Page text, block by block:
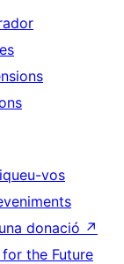
vos
donació ↗
for the Future